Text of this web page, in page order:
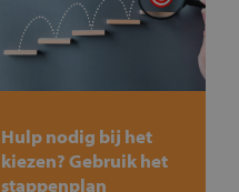
Hulp nodig bij het
kiezen? Gebruik het
stappenplan